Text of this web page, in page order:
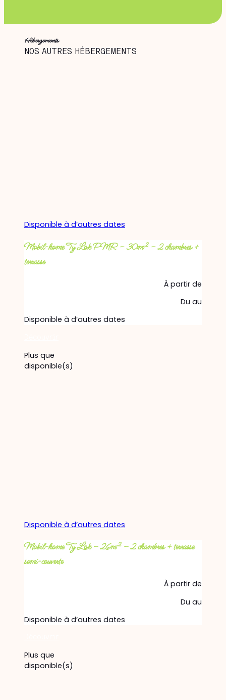
Hébergements
NOS AUTRES HÉBERGEMENTS
Disponible à d’autres dates
Mobil-home Ty Lok PMR – 30m² – 2 chambres +
terrasse
À partir de
Du au
Disponible à d’autres dates
Plus que
disponible(s)
Disponible à d’autres dates
Mobil-home Ty Lok – 26m² – 2 chambres + terrasse
semi-couverte
À partir de
Du au
Disponible à d’autres dates
Plus que
disponible(s)